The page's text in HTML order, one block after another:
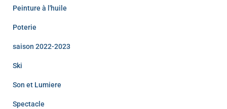
Peinture à l'huile
Poterie
saison 2022-2023
Ski
Son et Lumiere
Spectacle